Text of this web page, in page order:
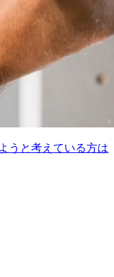
うと考えている方は